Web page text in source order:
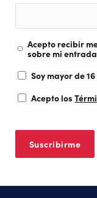
Acepto recibir
sobre mi
Soy mayor de
Acepto los